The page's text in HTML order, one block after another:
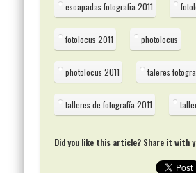
escapadas fotografia 2011
fotolocus 2011 photolocus
photolocus 2011 taleres
talleres de fotografía 2011
Did you like this article? Share it with